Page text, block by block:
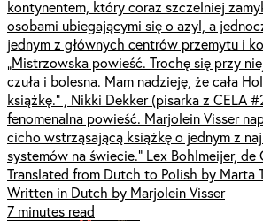
kontynentem, który coraz szczelniej
osobami ubiegającymi się o azyl, a
jednym z głównych centrów przemytu i
„Mistrzowska powieść. Trochę się przy
czuła i bolesna. Mam nadzieję, że cała
książkę.” , Nikki Dekker (pisarka z CELA
fenomenalna powieść. Marjolein Visser
cicho wstrząsającą książkę o jednym z
systemów na świecie.” Lex Bohlmeijer, de
Translated from Dutch to Polish by Marta
Written in Dutch by Marjolein Visser
7 minutes read